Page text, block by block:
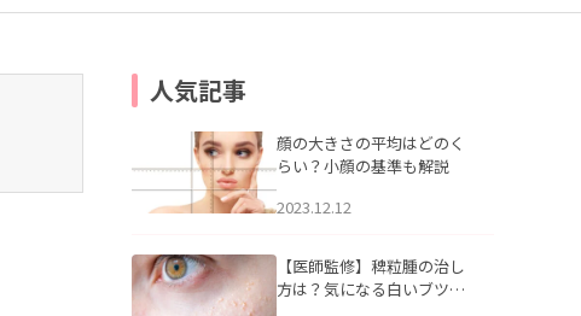
人気記事
顔の大きさの平均はどのく
らい？小顔の基準も解説
2023.12.12
【医師監修】稗粒腫の治し
方は？気になる白いブツブ